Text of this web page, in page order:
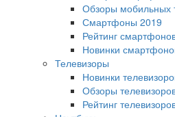
Обзоры мобильных
Смартфоны 2019
Рейтинг
Новинки
Телевизоры
Новинки
Обзоры
Рейтинг